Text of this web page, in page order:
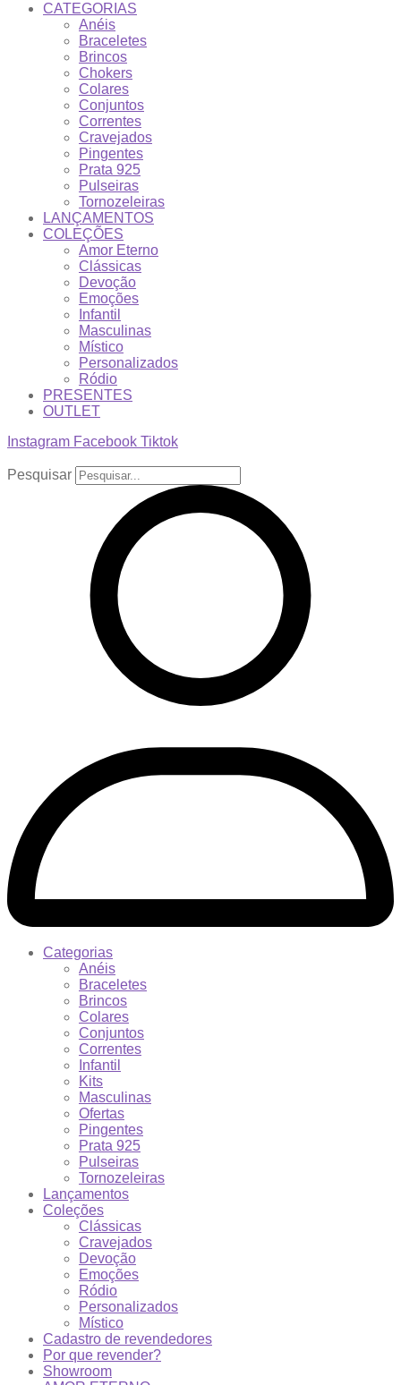
CATEGORIAS
Anéis
Braceletes
Brincos
Chokers
Colares
Conjuntos
Correntes
Cravejados
Pingentes
Prata 925
Pulseiras
Tornozeleiras
LANÇAMENTOS
COLEÇÕES
Amor Eterno
Clássicas
Devoção
Emoções
Infantil
Masculinas
Místico
Personalizados
Ródio
PRESENTES
OUTLET
Instagram Facebook Tiktok
Pesquisar
Categorias
Anéis
Braceletes
Brincos
Colares
Conjuntos
Correntes
Infantil
Kits
Masculinas
Ofertas
Pingentes
Prata 925
Pulseiras
Tornozeleiras
Lançamentos
Coleções
Clássicas
Cravejados
Devoção
Emoções
Ródio
Personalizados
Místico
Cadastro de revendedores
Por que revender?
Showroom